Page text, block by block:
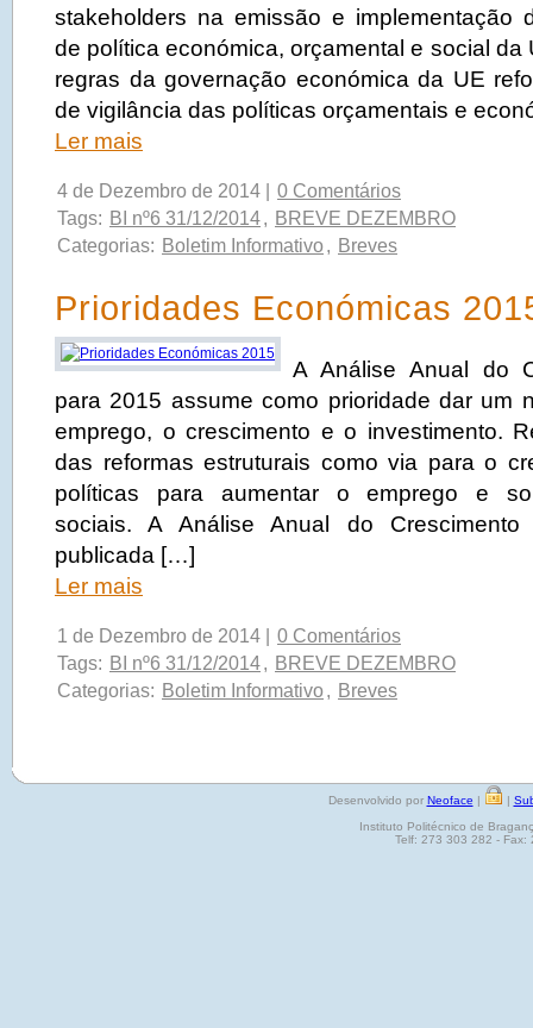
stakeholders na emissão e implementação
de política económica, orçamental e social da
regras da governação económica da UE
de vigilância das políticas orçamentais e
Ler mais
4 de Dezembro de 2014 |
0 Comentários
Tags: BI nº6 31/12/2014, BREVE DEZEMBRO
Categorias: Boletim Informativo, Breves
Prioridades Económicas
A Análise Anual do
para 2015 assume como prioridade dar um
emprego, o crescimento e o investimento.
das reformas estruturais como via para o
políticas para aumentar o emprego e
sociais. A Análise Anual do
publicada […]
Ler mais
1 de Dezembro de 2014 |
0 Comentários
Tags: BI nº6 31/12/2014, BREVE DEZEMBRO
Categorias: Boletim Informativo, Breves
Desenvolvido por Neoface | |
Instituto Politécnico de
Telf: 273 303 282 - Fax: